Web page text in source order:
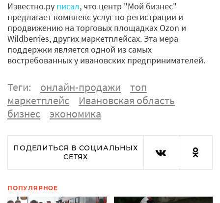
Известно.ру писал, что центр "Мой бизнес"
предлагает комплекс услуг по регистрации и
продвижению на торговых площадках Ozon и
Wildberries, других маркетплейсах. Эта мера
поддержки является одной из самых
востребованных у ивановских предпринимателей.
Теги: онлайн-продажи
топ
маркетплейс
Ивановская область
бизнес
экономика
ПОДЕЛИТЬСЯ В СОЦИАЛЬНЫХ
СЕТЯХ
ПОПУЛЯРНОЕ